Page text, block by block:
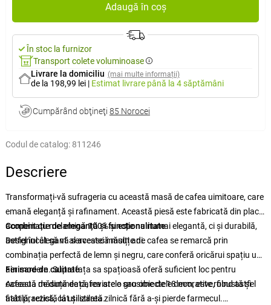
Adaugă în coș
În stoc la furnizor
Transport colete voluminoase
Livrare la domiciliu (mai multe informații)
de la 198,99 lei | Estimat livrare până la 4 săptămâni
Cumpărând obţineţi 85 Norocei
Codul de catalog: 811246
Descriere
Transformați-vă sufrageria cu această masă de cafea uimitoare, care
emană eleganță și rafinament. Această piesă este fabricată din placaj
acoperit cu melamină 100% și este nu numai elegantă, ci și durabilă,
astfel încât să vă servească mulți ani.
Combinație de eleganță și funcționalitate
Designul elegant al acestei măsuțe de cafea se remarcă prin
combinația perfectă de lemn și negru, care conferă oricărui spațiu un
aer modern. Suprafața sa spațioasă oferă suficient loc pentru
cafeaua de dimineață, revistele sau obiectele decorative, fiind astfel
atât practică, cât și stilată.
Finisare de calitate
Această măsuță de cafea are o grosime de 18 mm, este robustă și
fiabilă, rezistă la utilizarea zilnică fără a-și pierde farmecul.